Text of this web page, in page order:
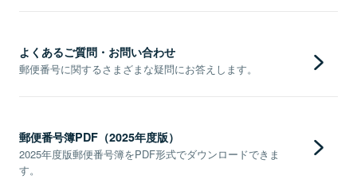
よくあるご質問・お問い合わせ
郵便番号に関するさまざまな疑問にお答えします。
郵便番号簿PDF（2025年度版）
2025年度版郵便番号簿をPDF形式でダウンロードできま
す。